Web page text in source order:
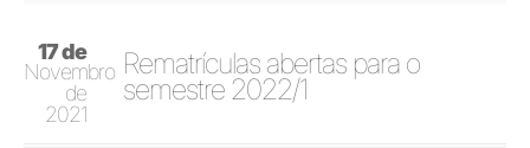
17 de
Novembro
de
2021
Rematrículas abertas para o
semestre 2022/1